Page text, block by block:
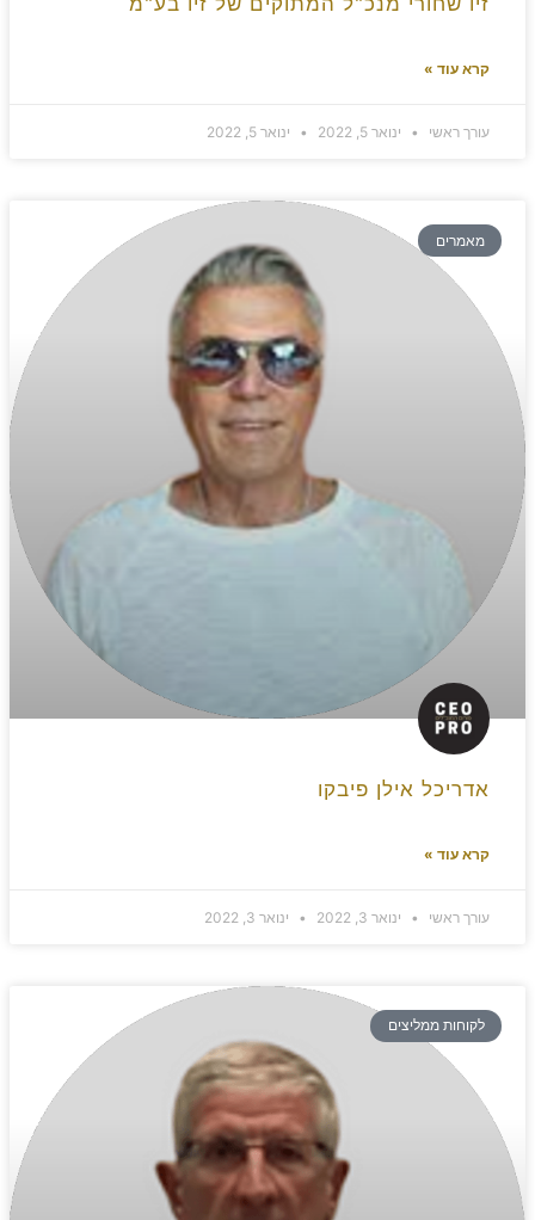
קרא עוד »
עורך ראשי ינואר 5, 2022 ינואר 5, 2022
מאמרים
אדריכל אילן פיבקו
קרא עוד »
עורך ראשי ינואר 3, 2022 ינואר 3, 2022
לקוחות ממליצים